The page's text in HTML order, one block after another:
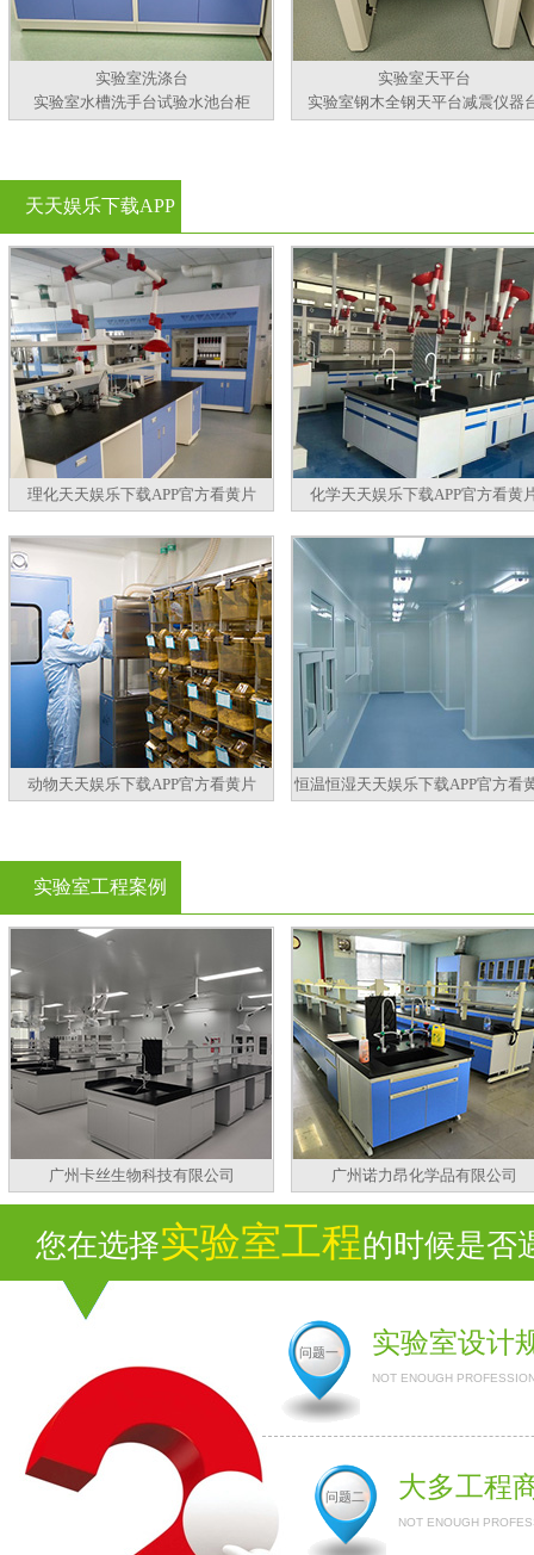
实验室洗涤台
实验室水槽洗手台试验水池台柜
实验室天平台
实验室钢木全钢天平台减震仪器
天天娱乐下载APP
官方看黄片
理化天天娱乐下载APP官方看黄片 化学天天娱乐下载APP官方看黄
动物天天娱乐下载APP官方看黄片 恒温恒湿天天娱乐下载APP官方看
实验室工程案例
广州卡丝生物科技有限公司 广州诺力昂化学品有限公司
您在选择实验室工程的时候是否遇
问题一 实验室设计
NOT ENOUGH
问题二 大多工程
NOT ENOUGH